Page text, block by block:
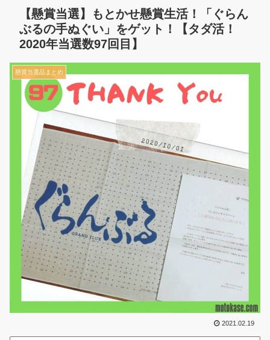
【懸賞当選】もとかせ懸賞生活！「ぐらん
ぶるの手ぬぐい」をゲット！【タダ活！
2020年当選数97回目】
懸賞当選品まとめ
2021.02.19